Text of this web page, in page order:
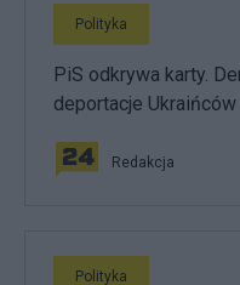
Polityka
PiS odkrywa karty.
deportacje
Redakcja
Polityka